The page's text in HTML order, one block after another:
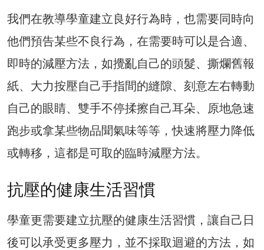
我們在教導學童建立良好行為時，也需要同時向
他們預告某些不良行為，在需要時可以是合適、
即時的減壓方法，如攪亂自己的頭髮、撕爛舊報
紙、大力按壓自己手指間的縫隙、刻意左右轉動
自己的眼睛、雙手不停揉擦自己耳朵、原地急速
跑步或拿某些物品聞氣味等等，快速將壓力降低
或轉移，這都是可取的臨時減壓方法。
抗壓的健康生活習慣
學童更需要建立抗壓的健康生活習慣，讓自己日
後可以承受更多壓力，並不採取迴避的方法，如